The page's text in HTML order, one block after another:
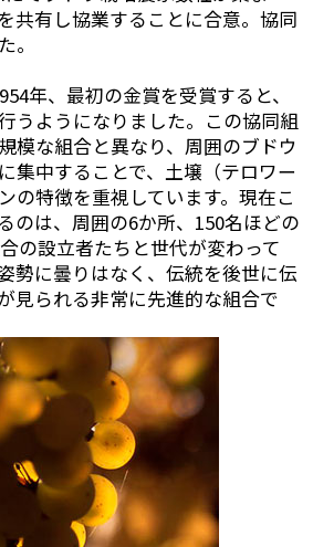
共有し協業することに合意。協同
。
年、最初の金賞を受賞すると、
うようになりました。この協同組
模な組合と異なり、周囲のブドウ
集中することで、土壌（テロワー
の特徴を重視しています。現在こ
のは、周囲の6か所、150名ほどの
の設立者たちと世代が変わって
勢に曇りはなく、伝統を後世に伝
見られる非常に先進的な組合で